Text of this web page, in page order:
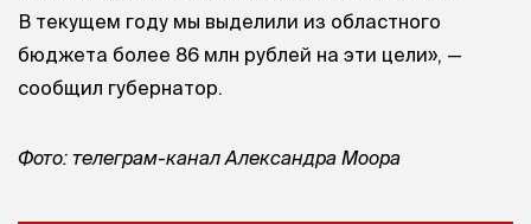
В текущем году мы выделили из областного
бюджета более 86 млн рублей на эти цели», —
сообщил губернатор.
Фото: телеграм-канал Александра Моора